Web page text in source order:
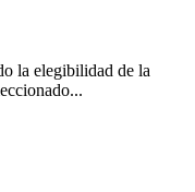
la elegibilidad de la